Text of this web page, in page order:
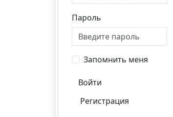
Пароль
Запомнить меня
Войти
Регистрация